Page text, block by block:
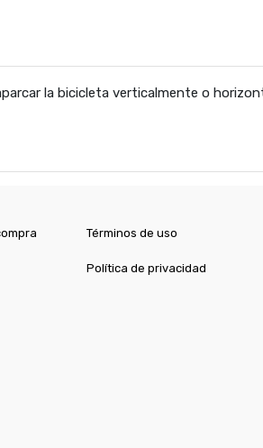
la bicicleta verticalmente o
Términos de uso
Política de privacidad